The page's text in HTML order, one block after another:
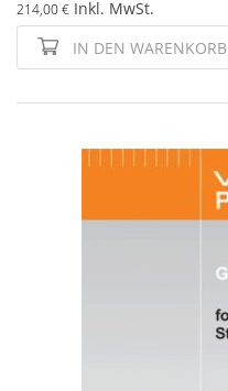
214,00 € Inkl. MwSt.
IN DEN WARENKORB